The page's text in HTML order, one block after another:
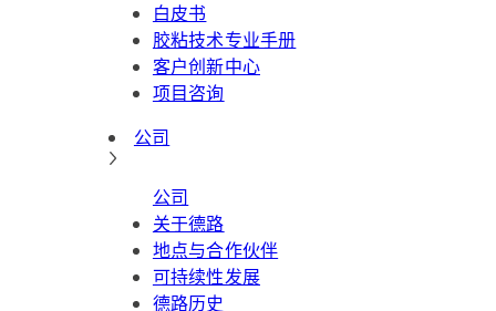
白皮书
胶粘技术专业手册
客户创新中心
项目咨询
公司
公司
关于德路
地点与合作伙伴
可持续性发展
德路历史